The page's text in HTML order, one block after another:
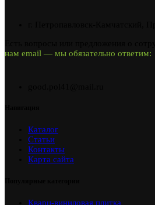
нам email — мы обязательно ответим:
Каталог
Статьи
Контакты
Карта сайта
Кварц-виниловая плитка